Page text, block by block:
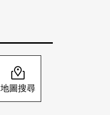
地圖搜尋